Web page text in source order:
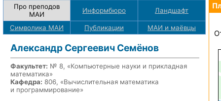
Про преподов
МАИ
Информбюро Ландшафт
Символика МАИ Публикации МАИ и маёвцы
Александр Сергеевич Семёнов
Факультет: № 8, «Компьютерные науки и прикладная
математика»
Кафедра: 806, «Вычислительная математика
и программирование»